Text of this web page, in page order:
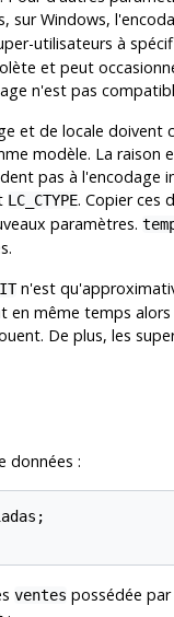
sur Windows,
utilisateurs à
et peut
n'est pas
et de locale doivent
modèle. La raison
pas à
LC_CTYPE. Copier ces
paramètres.
n'est
en même temps
De plus, les
données :
ventes possédée